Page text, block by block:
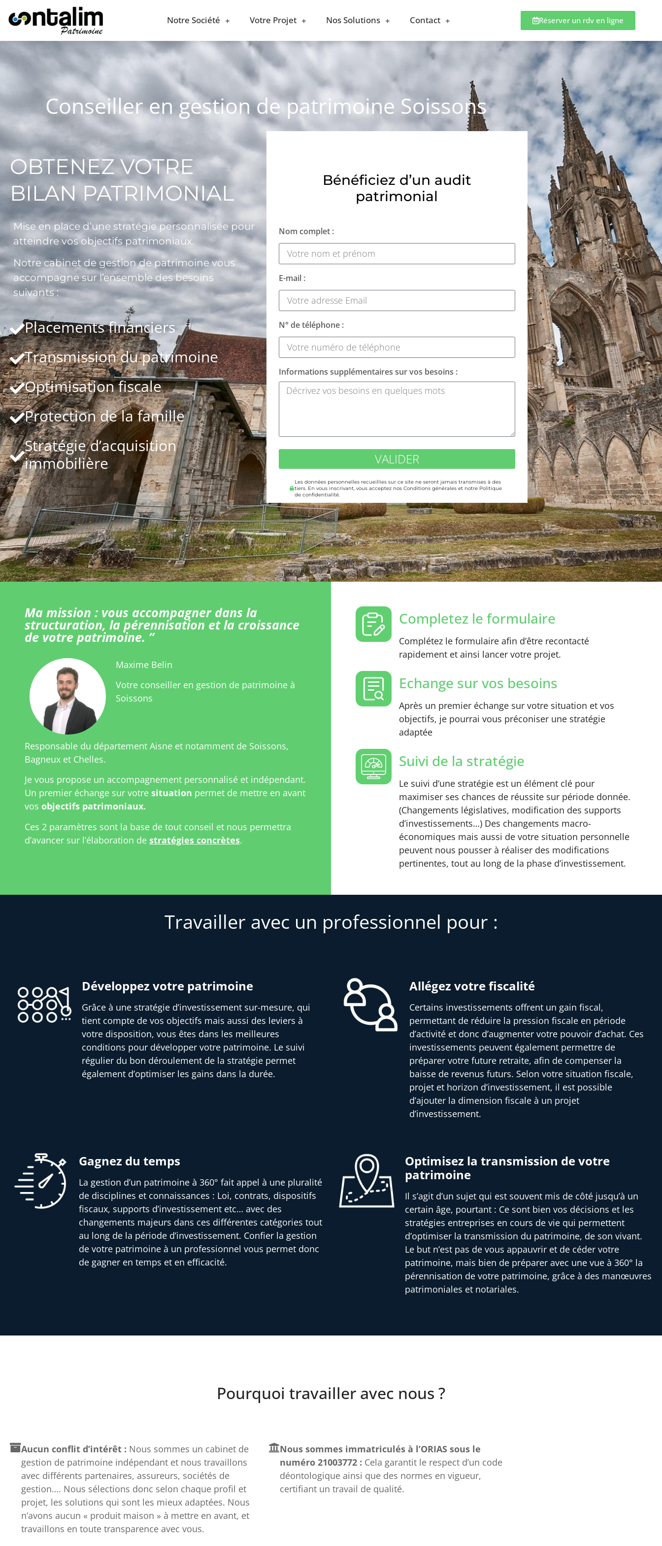
Notre Société Votre Projet Nos Solutions Contact Réserver un rdv en ligne
Conseiller en gestion de patrimoine Soissons
OBTENEZ VOTRE
BILAN PATRIMONIAL
Mise en place d’une stratégie personnalisée pour
atteindre vos objectifs patrimoniaux.
Notre cabinet de gestion de patrimoine vous
accompagne sur l’ensemble des besoins
suivants :
Placements financiers
Transmission du patrimoine
Optimisation fiscale
Protection de la famille
Stratégie d’acquisition
immobilière
Bénéficiez d’un audit
patrimonial
Nom complet :
E-mail :
N° de téléphone :
Informations supplémentaires sur vos besoins :
VALIDER
Les données personnelles recueillies sur ce site ne seront jamais transmises à des
tiers. En vous inscrivant, vous acceptez nos Conditions générales et notre Politique
de confidentialité.
Ma mission : vous accompagner dans la
structuration, la pérennisation et la croissance
de votre patrimoine. ”
Maxime Belin
Votre conseiller en gestion de patrimoine à
Soissons
Responsable du département Aisne et notamment de Soissons,
Bagneux et Chelles.
Je vous propose un accompagnement personnalisé et indépendant.
Un premier échange sur votre situation permet de mettre en avant
vos objectifs patrimoniaux.
Ces 2 paramètres sont la base de tout conseil et nous permettra
d’avancer sur l’élaboration de stratégies concrètes.
Completez le formulaire
Complétez le formulaire afin d’être recontacté
rapidement et ainsi lancer votre projet.
Echange sur vos besoins
Après un premier échange sur votre situation et vos
objectifs, je pourrai vous préconiser une stratégie
adaptée
Suivi de la stratégie
Le suivi d’une stratégie est un élément clé pour
maximiser ses chances de réussite sur période donnée.
(Changements législatives, modification des supports
d’investissements…) Des changements macro-
économiques mais aussi de votre situation personnelle
peuvent nous pousser à réaliser des modifications
pertinentes, tout au long de la phase d’investissement.
Travailler avec un professionnel pour :
Développez votre patrimoine
Grâce à une stratégie d’investissement sur-mesure, qui
tient compte de vos objectifs mais aussi des leviers à
votre disposition, vous êtes dans les meilleures
conditions pour développer votre patrimoine. Le suivi
régulier du bon déroulement de la stratégie permet
également d’optimiser les gains dans la durée.
Allégez votre fiscalité
Certains investissements offrent un gain fiscal,
permettant de réduire la pression fiscale en période
d’activité et donc d’augmenter votre pouvoir d’achat. Ces
investissements peuvent également permettre de
préparer votre future retraite, afin de compenser la
baisse de revenus futurs. Selon votre situation fiscale,
projet et horizon d’investissement, il est possible
d’ajouter la dimension fiscale à un projet
d’investissement.
Gagnez du temps
La gestion d’un patrimoine à 360° fait appel à une pluralité
de disciplines et connaissances : Loi, contrats, dispositifs
fiscaux, supports d’investissement etc… avec des
changements majeurs dans ces différentes catégories tout
au long de la période d’investissement. Confier la gestion
de votre patrimoine à un professionnel vous permet donc
de gagner en temps et en efficacité.
Optimisez la transmission de votre
patrimoine
Il s’agit d’un sujet qui est souvent mis de côté jusqu’à un
certain âge, pourtant : Ce sont bien vos décisions et les
stratégies entreprises en cours de vie qui permettent
d’optimiser la transmission du patrimoine, de son vivant.
Le but n’est pas de vous appauvrir et de céder votre
patrimoine, mais bien de préparer avec une vue à 360° la
pérennisation de votre patrimoine, grâce à des manœuvres
patrimoniales et notariales.
Pourquoi travailler avec nous ?
Aucun conflit d’intérêt : Nous sommes un cabinet de
gestion de patrimoine indépendant et nous travaillons
avec différents partenaires, assureurs, sociétés de
gestion…. Nous sélections donc selon chaque profil et
projet, les solutions qui sont les mieux adaptées. Nous
n’avons aucun « produit maison » à mettre en avant, et
travaillons en toute transparence avec vous.
Nous sommes immatriculés à l’ORIAS sous le
numéro 21003772 : Cela garantit le respect d’un code
déontologique ainsi que des normes en vigueur,
certifiant un travail de qualité.